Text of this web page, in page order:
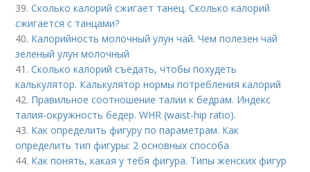
39.Сколько калорий сжигает танец. Сколько калорий
сжигается с танцами?
40. Калорийность молочный улун чай. Чем полезен чай
зеленый улун молочный
41.Сколько калорий съедать, чтобы похудеть
калькулятор. Калькулятор нормы потребления калорий
42. Правильное соотношение талии к бедрам. Индекс
талия-окружность бедер. WHR (waist-hip ratio).
43. Как определить фигуру по параметрам. Как
определить тип фигуры: 2 основных способа
44. Как понять, какая у тебя фигура. Типы женских фигур